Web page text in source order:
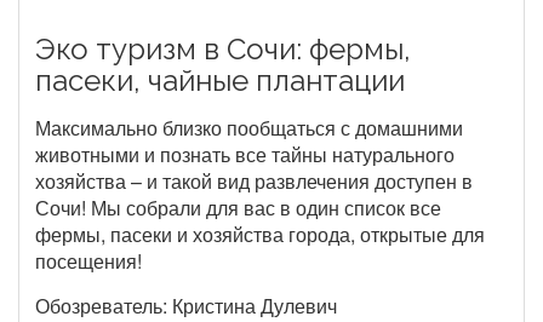
Эко туризм в Сочи: фермы,
пасеки, чайные плантации
Максимально близко пообщаться с домашними
животными и познать все тайны натурального
хозяйства – и такой вид развлечения доступен в
Сочи! Мы собрали для вас в один список все
фермы, пасеки и хозяйства города, открытые для
посещения!
Обозреватель: Кристина Дулевич